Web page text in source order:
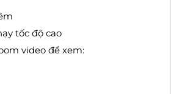
tốc độ cao
video để xem: